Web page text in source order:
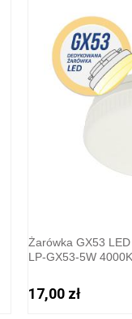
Żarówka GX53
LP-GX53-5W
17,00 zł